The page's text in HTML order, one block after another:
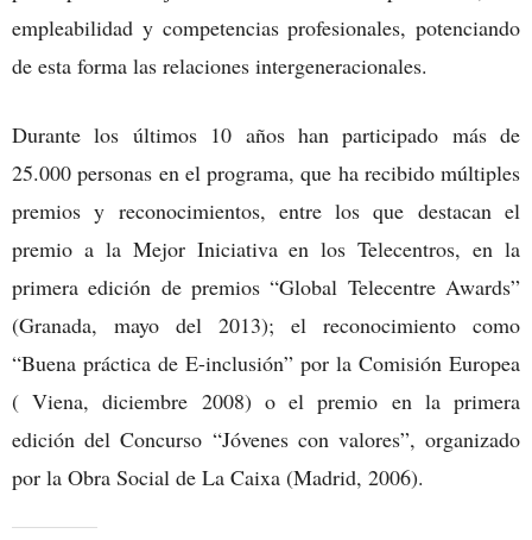
empleabilidad y competencias profesionales, potenciando
de esta forma las relaciones intergeneracionales.
Durante los últimos 10 años han participado más de
25.000 personas en el programa, que ha recibido múltiples
premios y reconocimientos, entre los que destacan el
premio a la Mejor Iniciativa en los Telecentros, en la
primera edición de premios “Global Telecentre Awards”
(Granada, mayo del 2013); el reconocimiento como
“Buena práctica de E-inclusión” por la Comisión Europea
( Viena, diciembre 2008) o el premio en la primera
edición del Concurso “Jóvenes con valores”, organizado
por la Obra Social de La Caixa (Madrid, 2006).